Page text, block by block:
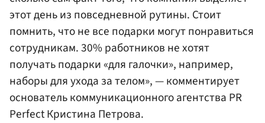
этот день из повседневной рутины. Стоит
помнить, что не все подарки могут понравиться
сотрудникам. 30% работников не хотят
получать подарки «для галочки», например,
наборы для ухода за телом», — комментирует
основатель коммуникационного агентства PR
Perfect Кристина Петрова.